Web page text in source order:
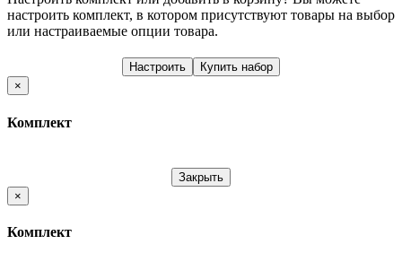
настроить комплект, в котором присутствуют товары на выбор
или настраиваемые опции товара.
Настроить
Купить набор
×
Комплект
Закрыть
×
Комплект